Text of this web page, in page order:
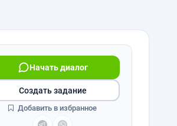
Начать диалог
Создать задание
Добавить в избранное